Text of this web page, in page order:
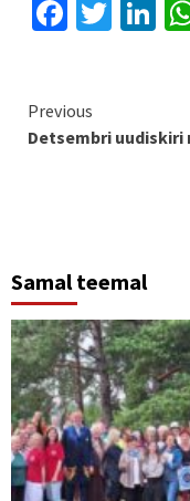
Continue
Reading
Previous
Detsembri uudiskiri
Samal teemal